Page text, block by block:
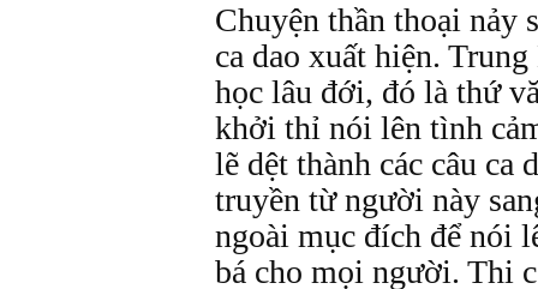
Chuyện thần thoại nảy
ca dao xuất hiện.
học lâu đới, đó là thứ
khởi thỉ nói lên tình
lẽ dệt thành các câu ca
truyền từ người này
ngoài mục đích để nói
bá cho mọi người. Thi